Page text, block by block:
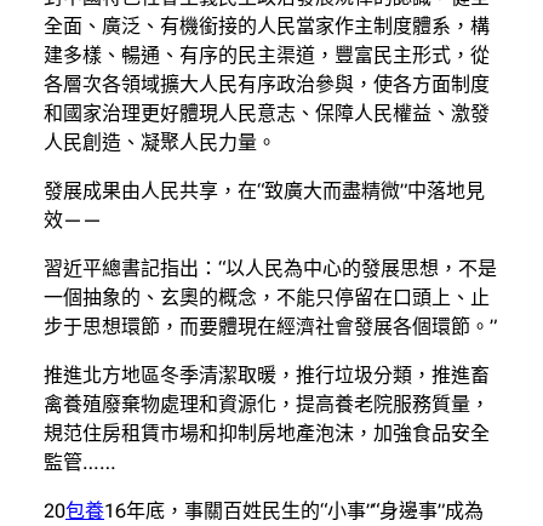
全面、廣泛、有機銜接的人民當家作主制度體系，構
建多樣、暢通、有序的民主渠道，豐富民主形式，從
各層次各領域擴大人民有序政治參與，使各方面制度
和國家治理更好體現人民意志、保障人民權益、激發
人民創造、凝聚人民力量。
發展成果由人民共享，在“致廣大而盡精微”中落地見
效——
習近平總書記指出：“以人民為中心的發展思想，不是
一個抽象的、玄奧的概念，不能只停留在口頭上、止
步于思想環節，而要體現在經濟社會發展各個環節。”
推進北方地區冬季清潔取暖，推行垃圾分類，推進畜
禽養殖廢棄物處理和資源化，提高養老院服務質量，
規范住房租賃市場和抑制房地產泡沫，加強食品安全
監管……
20包養16年底，事關百姓民生的“小事”“身邊事”成為